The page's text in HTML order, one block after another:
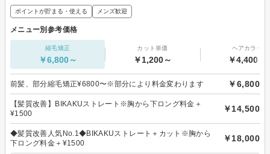
ポイントが貯まる・使える メンズ歓迎
メニュー別参考価格
縮毛矯正
￥6,800～
カット単価
￥1,200～
ヘアカラー
￥4,400～
前髪、部分縮毛矯正¥6800〜※部分により料金変わります ￥6,800
【髪質改善】BIKAKUストレート※胸から下ロング料金＋
¥1500
￥14,500
◆髪質改善人気No.1◆BIKAKUストレート＋カット※胸から
下ロング料金＋¥1500
￥18,000